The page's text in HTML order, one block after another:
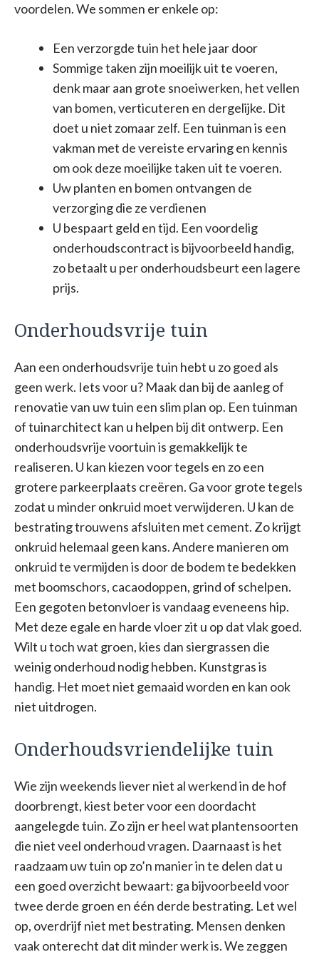
voordelen. We sommen er enkele op:
Een verzorgde tuin het hele jaar door
Sommige taken zijn moeilijk uit te voeren,
denk maar aan grote snoeiwerken, het vellen
van bomen, verticuteren en dergelijke. Dit
doet u niet zomaar zelf. Een tuinman is een
vakman met de vereiste ervaring en kennis
om ook deze moeilijke taken uit te voeren.
Uw planten en bomen ontvangen de
verzorging die ze verdienen
U bespaart geld en tijd. Een voordelig
onderhoudscontract is bijvoorbeeld handig,
zo betaalt u per onderhoudsbeurt een lagere
prijs.
Onderhoudsvrije tuin
Aan een onderhoudsvrije tuin hebt u zo goed als
geen werk. Iets voor u? Maak dan bij de aanleg of
renovatie van uw tuin een slim plan op. Een tuinman
of tuinarchitect kan u helpen bij dit ontwerp. Een
onderhoudsvrije voortuin is gemakkelijk te
realiseren. U kan kiezen voor tegels en zo een
grotere parkeerplaats creëren. Ga voor grote tegels
zodat u minder onkruid moet verwijderen. U kan de
bestrating trouwens afsluiten met cement. Zo krijgt
onkruid helemaal geen kans. Andere manieren om
onkruid te vermijden is door de bodem te bedekken
met boomschors, cacaodoppen, grind of schelpen.
Een gegoten betonvloer is vandaag eveneens hip.
Met deze egale en harde vloer zit u op dat vlak goed.
Wilt u toch wat groen, kies dan siergrassen die
weinig onderhoud nodig hebben. Kunstgras is
handig. Het moet niet gemaaid worden en kan ook
niet uitdrogen.
Onderhoudsvriendelijke tuin
Wie zijn weekends liever niet al werkend in de hof
doorbrengt, kiest beter voor een doordacht
aangelegde tuin. Zo zijn er heel wat plantensoorten
die niet veel onderhoud vragen. Daarnaast is het
raadzaam uw tuin op zo’n manier in te delen dat u
een goed overzicht bewaart: ga bijvoorbeeld voor
twee derde groen en één derde bestrating. Let wel
op, overdrijf niet met bestrating. Mensen denken
vaak onterecht dat dit minder werk is. We zeggen